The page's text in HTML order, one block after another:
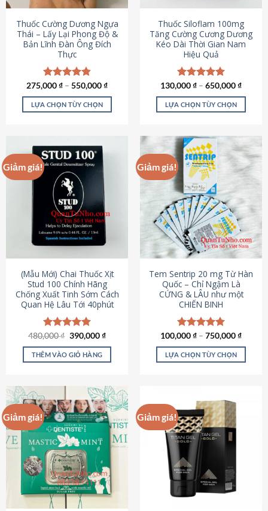
thể
chọn
trên
trang
sản
phẩm
được
chọn
trên
trang
sản
phẩm
Thuốc Cường Dương Ngựa
Thái – Lấy Lại Phong Độ &
Bản Lĩnh Đàn Ông Đích
Thực
Được xếp
hạng4.87
5 sao
275,000₫ – 550,000₫
LỰA CHỌN TÙY CHỌN
có
nhiều
biến
thể.
Các
tùy
chọn
được
chọn
trên
trang
sản
phẩm
Thuốc Siloflam 100mg
Tăng Cường Cương Dương
Kéo Dài Thời Gian Nam
Hiệu Quả
Được xếp
hạng5.00
5 sao
130,000₫ – 650,000₫
LỰA CHỌN TÙY CHỌN
này
có
nhiều
biến
thể.
Các
tùy
chọn
có
thể
chọn
trên
trang
sản
phẩm
Giảm giá!
(Mẫu Mới) Chai Thuốc Xịt
Stud 100 Chính Hãng
Chống Xuất Tinh Sớm Cách
Quan Hệ Lâu Tới 40phút
Được xếp
hạng5.00
5 sao
480,000₫ Giá
là:
480,000 ₫.
390,000₫Giá
tại
THÊM VÀO GIỎ HÀNG
Giảm giá!
Tem Sentrip 20 mg Từ Hàn
Quốc – Chỉ Ngậm Là
CỨNG & LÂU như một
CHIẾN BINH
Được xếp
hạng5.00
5 sao
100,000₫ – 750,000₫
LỰA CHỌN TÙY CHỌN
có
nhiều
biến
tùy
chọn
có
Giảm giá! Giảm giá!